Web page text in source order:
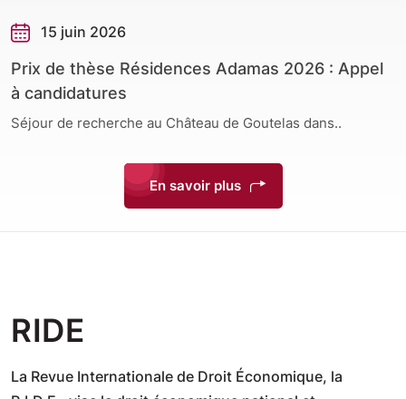
15 juin 2026
Prix de thèse Résidences Adamas 2026 : Appel
à candidatures
Séjour de recherche au Château de Goutelas dans..
En savoir plus
RIDE
La Revue Internationale de Droit Économique, la